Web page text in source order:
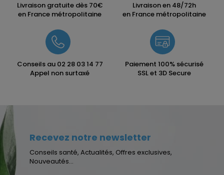
Livraison gratuite dès 70€
en France métropolitaine
Livraison en 48/72h
en France métropolitaine
Conseils au 02 28 03 14 77
Appel non surtaxé
Paiement 100% sécurisé
SSL et 3D Secure
Recevez notre newsletter
Conseils santé, Actualités, Offres exclusives,
Nouveautés...